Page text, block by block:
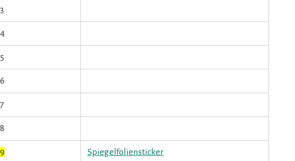
Spiegelfoliensticker